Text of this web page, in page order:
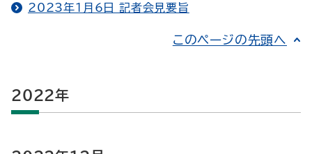
2023年1月6日 記者会見要旨
このページの先頭へ
2022年